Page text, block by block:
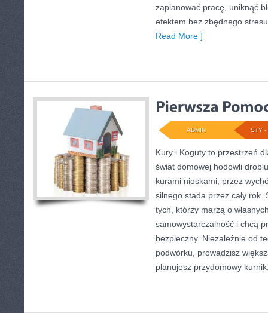
zaplanować pracę, uniknąć
efektem bez zbędnego
Read More ]
STY -
ADMIN
Kury i Koguty to przestrzeń
świat domowej hodowli
kurami nioskami, przez
silnego stada przez cały rok.
tych, którzy marzą o
samowystarczalność i chcą
bezpieczny. Niezależnie od
podwórku, prowadzisz
planujesz przydomowy